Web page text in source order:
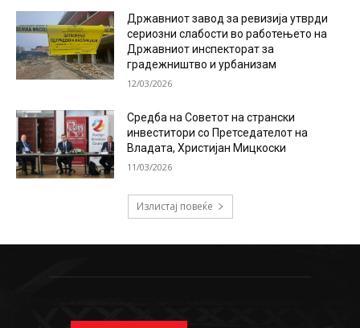
Државниот завод за ревизија утврди
сериозни слабости во работењето на
Државниот инспекторат за
градежништво и урбанизам
12/03/2026
Средба на Советот на странски
инвеститори со Претседателот на
Владата, Христијан Мицкоски
11/03/2026
Излистај повеќе